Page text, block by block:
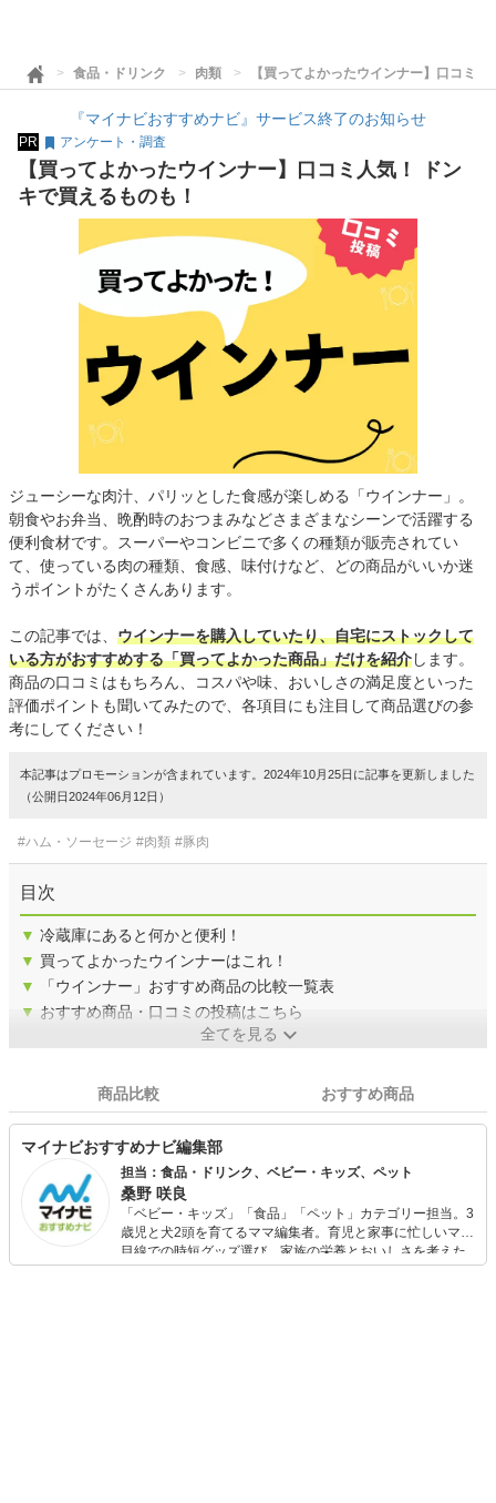
食品・ドリンク 肉類 【買ってよかったウインナー】口コミ
『マイナビおすすめナビ』サービス終了のお知らせ
PR アンケート・調査
【買ってよかったウインナー】口コミ人気！ ドン
キで買えるものも！
ジューシーな肉汁、パリッとした食感が楽しめる「ウインナー」。
朝食やお弁当、晩酌時のおつまみなどさまざまなシーンで活躍する
便利食材です。スーパーやコンビニで多くの種類が販売されてい
て、使っている肉の種類、食感、味付けなど、どの商品がいいか迷
うポイントがたくさんあります。
この記事では、 ウインナーを購入していたり、自宅にストックして
いる方がおすすめする「買ってよかった商品」だけを紹介します。
商品の口コミはもちろん、コスパや味、おいしさの満足度といった
評価ポイントも聞いてみたので、各項目にも注目して商品選びの参
考にしてください！
本記事はプロモーションが含まれています。2024年10月25日に記事を更新しました
（公開日2024年06月12日）
#ハム・ソーセージ #肉類 #豚肉
目次
▼ 冷蔵庫にあると何かと便利！
▼ 買ってよかったウインナーはこれ！
▼
「ウインナー」おすすめ商品の比較一覧表
▼ おすすめ商品・口コミの投稿はこちら
全てを見る
商品比較 おすすめ商品
マイナビおすすめナビ編集部
担当：食品・ドリンク、ベビー・キッズ、ペット
桑野 咲良
「ベビー・キッズ」「食品」「ペット」カテゴリー担当。3
歳児と犬2頭を育てるママ編集者。育児と家事に忙しいママ
目線での時短グッズ選び、家族の栄養とおいしさを考えた
食品選び、束の間のリラックスタイムを楽しむためのスイ